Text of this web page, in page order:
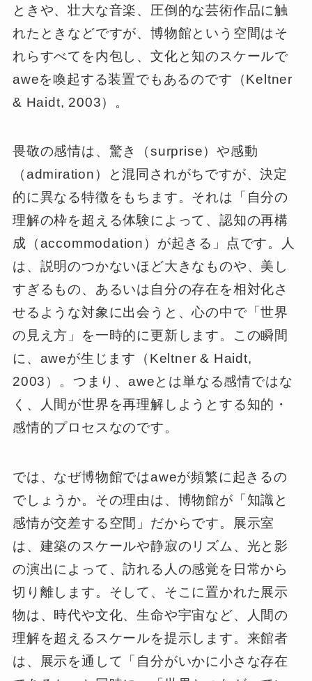
ときや、壮大な音楽、圧倒的な芸術作品に触
れたときなどですが、博物館という空間はそ
れらすべてを内包し、文化と知のスケールで
aweを喚起する装置でもあるのです（Keltner
& Haidt, 2003）。
畏敬の感情は、驚き（surprise）や感動
（admiration）と混同されがちですが、決定
的に異なる特徴をもちます。それは「自分の
理解の枠を超える体験によって、認知の再構
成（accommodation）が起きる」点です。人
は、説明のつかないほど大きなものや、美し
すぎるもの、あるいは自分の存在を相対化さ
せるような対象に出会うと、心の中で「世界
の見え方」を一時的に更新します。この瞬間
に、aweが生じます（Keltner & Haidt,
2003）。つまり、aweとは単なる感情ではな
く、人間が世界を再理解しようとする知的・
感情的プロセスなのです。
では、なぜ博物館ではaweが頻繁に起きるの
でしょうか。その理由は、博物館が「知識と
感情が交差する空間」だからです。展示室
は、建築のスケールや静寂のリズム、光と影
の演出によって、訪れる人の感覚を日常から
切り離します。そして、そこに置かれた展示
物は、時代や文化、生命や宇宙など、人間の
理解を超えるスケールを提示します。来館者
は、展示を通して「自分がいかに小さな存在